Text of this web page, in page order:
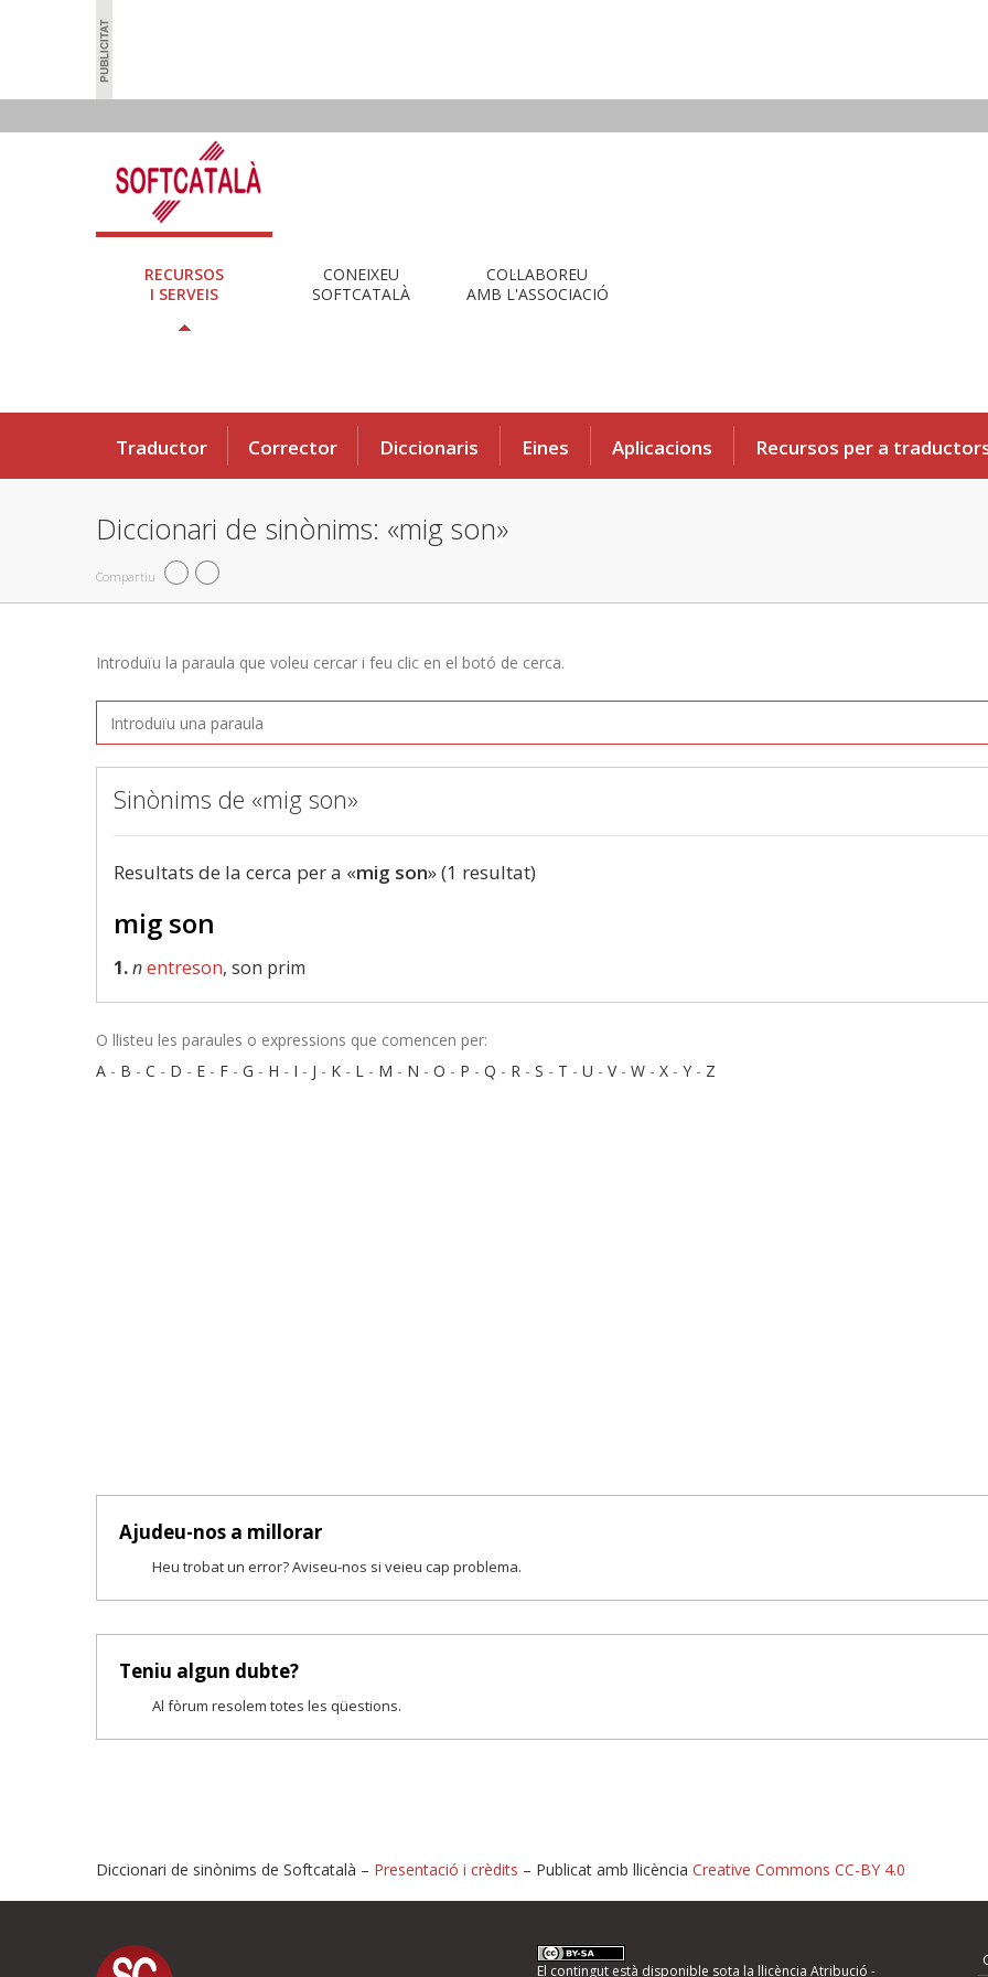
RECURSOS
I SERVEIS
CONEIXEU
SOFTCATALÀ
COL·LABOREU
AMB L'ASSOCIACIÓ
Traductor Corrector Diccionaris Eines Aplicacions Recursos per a
Diccionari de sinònims: «mig son»
Compartiu
Introduïu la paraula que voleu cercar i feu clic en el botó de cerca.
Sinònims de «mig son»
Resultats de la cerca per a «mig son» (1 resultat)
mig son
1.nentreson, son prim
O llisteu les paraules o expressions que comencen per:
A - B - C - D - E - F - G - H - I - J - K - L - M - N - O - P - Q - R - S - T - U - V- W - X - Y - Z
Ajudeu-nos a millorar
Heu trobat un error? Aviseu-nos si veieu cap problema.
Teniu algun dubte?
Al fòrum resolem totes les qüestions.
Proposeu-nos millores o informeu d'errors
Diccionari de sinònims de Softcatalà – Presentació i crèdits – Publicat amb llicència Creative Commons CC-BY 4.0
El contingut està disponible sota la llicència Atribució -